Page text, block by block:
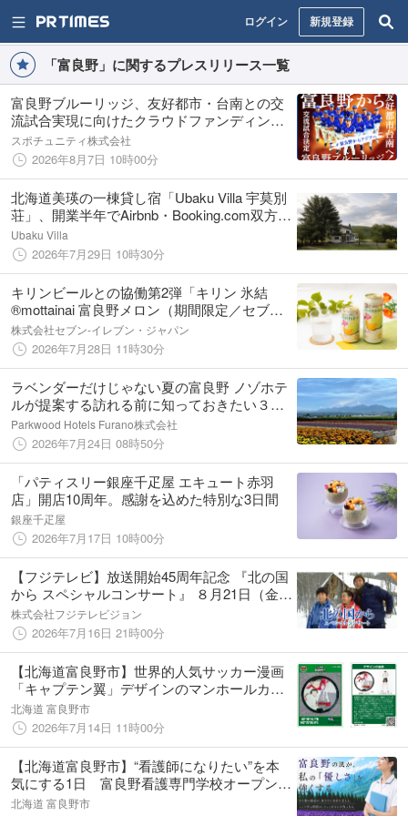
ログイン 新規登録
「富良野」に関するプレスリリース一覧
富良野ブルーリッジ、友好都市・台南との交
流試合実現に向けたクラウドファンディング
をスポチュニティで実施
スポチュニティ株式会社
2026年8月7日 10時00分
北海道美瑛の一棟貸し宿「Ubaku Villa 宇莫別
荘」、開業半年でAirbnb・Booking.com双方満
点評価ーーゲストの8割以上が海外から
Ubaku Villa
2026年7月29日 10時30分
キリンビールとの協働第2弾「キリン 氷結
®mottainai 富良野メロン（期間限定／セブン‐
イレブン等限定）(※1)」が8月4日（火）より
期間限定で順次発売
株式会社セブン‐イレブン・ジャパン
2026年7月28日 11時30分
ラベンダーだけじゃない夏の富良野 ノゾホテ
ルが提案する訪れる前に知っておきたい３つ
のこと
Parkwood Hotels Furano株式会社
2026年7月24日 08時50分
「パティスリー銀座千疋屋 エキュート赤羽
店」開店10周年。感謝を込めた特別な3日間
銀座千疋屋
2026年7月17日 10時00分
【フジテレビ】放送開始45周年記念 『北の国
から スペシャルコンサート』 ８月21日（金）
正午より配信 本日７月16日（木）より配信チ
ケット発売中！
株式会社フジテレビジョン
2026年7月16日 21時00分
【北海道富良野市】世界的人気サッカー漫画
「キャプテン翼」デザインのマンホールカー
ドを7月31日より配布開始！
北海道 富良野市
2026年7月14日 11時00分
【北海道富良野市】“看護師になりたい”を本
気にする1日 富良野看護専門学校オープンキ
ャンパスを7月24日に開催
北海道 富良野市